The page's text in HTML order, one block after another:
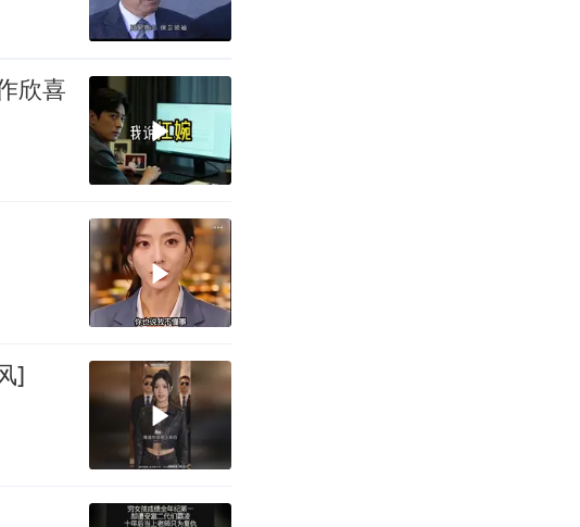
欣喜
]